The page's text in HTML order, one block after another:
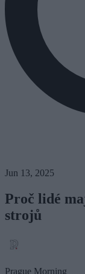
Jun 13, 2025
Proč lidé
strojů
Prague Morning